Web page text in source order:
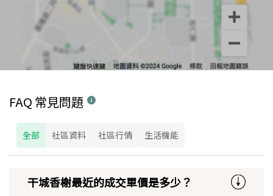
FAQ 常見問題
全部 社區資料 社區行情 生活機能
干城香榭最近的成交單價是多少？